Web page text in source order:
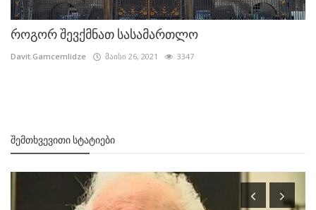
როგორ შევქმნათ სასამართლო
Davit.Gamcemlidze მაისი 26, 2021 3347
ᲨᲔᲛᲗᲮᲕᲔᲕᲘᲗᲘ ᲡᲢᲐᲢᲘᲔᲑᲘ